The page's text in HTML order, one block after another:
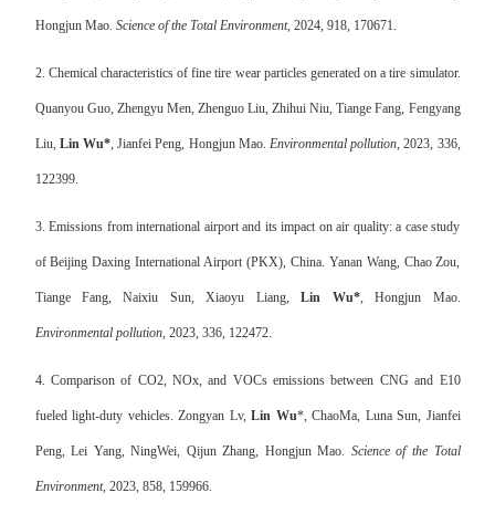
Hongjun Mao. Science of the Total Environment, 2024, 918, 170671.
2. Chemical characteristics of fine tire wear particles generated on a tire simulator.
Quanyou Guo, Zhengyu Men, Zhenguo Liu, Zhihui Niu, Tiange Fang, Fengyang
Liu, Lin Wu*, Jianfei Peng, Hongjun Mao. Environmental pollution, 2023, 336,
122399.
3. Emissions from international airport and its impact on air quality: a case study
of Beijing Daxing International Airport (PKX), China. Yanan Wang, Chao Zou,
Tiange Fang, Naixiu Sun, Xiaoyu Liang,Lin Wu*, Hongjun Mao.
Environmental pollution, 2023, 336, 122472.
4. Comparison of CO2, NOx, and VOCs emissions between CNG and E10
fueled light-duty vehicles. Zongyan Lv, Lin Wu*, ChaoMa, Luna Sun, Jianfei
Peng, Lei Yang, NingWei, Qijun Zhang, Hongjun Mao. Science of the Total
Environment, 2023, 858, 159966.